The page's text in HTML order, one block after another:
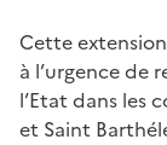
Cette
à l’urgence de
l’Etat dans les
et Saint